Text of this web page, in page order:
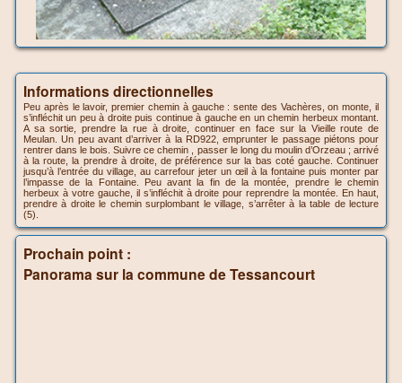
Informations directionnelles
Peu après le lavoir, premier chemin à gauche : sente des Vachères, on monte, il
s’infléchit un peu à droite puis continue à gauche en un chemin herbeux montant.
A sa sortie, prendre la rue à droite, continuer en face sur la Vieille route de
Meulan. Un peu avant d’arriver à la RD922, emprunter le passage piétons pour
rentrer dans le bois. Suivre ce chemin , passer le long du moulin d’Orzeau ; arrivé
à la route, la prendre à droite, de préférence sur la bas coté gauche. Continuer
jusqu’à l’entrée du village, au carrefour jeter un œil à la fontaine puis monter par
l’impasse de la Fontaine. Peu avant la fin de la montée, prendre le chemin
herbeux à votre gauche, il s’infléchit à droite pour reprendre la montée. En haut,
prendre à droite le chemin surplombant le village, s’arrêter à la table de lecture
(5).
Prochain point :
Panorama sur la commune de Tessancourt